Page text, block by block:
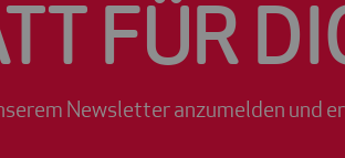
FÜR
Newsletter anzumelden und